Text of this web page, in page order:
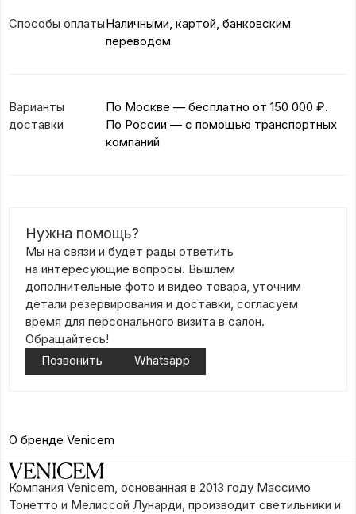
Способы оплатыНаличными, картой, банковским
переводом
Варианты
доставки
По Москве — бесплатно от 150 000 ₽.
По России — с помощью транспортных
компаний
Нужна помощь?
Мы на связи и будет рады ответить
на интересующие вопросы. Вышлем
дополнительные фото и видео товара, уточним
детали резервирования и доставки, согласуем
время для персонального визита в салон.
Обращайтесь!
Позвонить
Whatsapp
О бренде Venicem
Компания Venicem, основанная в 2013 году Массимо
Тонетто и Мелиссой Лунарди, производит светильники и